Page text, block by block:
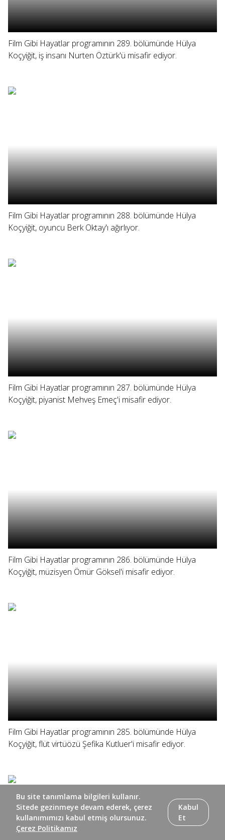
Film Gibi Hayatlar programının 289. bölümünde Hülya
Koçyiğit, iş insanı Nurten Öztürk'ü misafir ediyor.
Film Gibi Hayatlar programının 288. bölümünde Hülya
Koçyiğit, oyuncu Berk Oktay'ı ağırlıyor.
Film Gibi Hayatlar programının 287. bölümünde Hülya
Koçyiğit, piyanist Mehveş Emeç'i misafir ediyor.
Film Gibi Hayatlar programının 286. bölümünde Hülya
Koçyiğit, müzisyen Ömür Göksel'i misafir ediyor.
Film Gibi Hayatlar programının 285. bölümünde Hülya
Koçyiğit, flüt virtüözü Şefika Kutluer'i misafir ediyor.
Bu site tanımlama bilgileri kullanır.
Sitede gezinmeye devam ederek, çerez
kullanımımızı kabul etmiş olursunuz.
Çerez Politikamız
Kabul
Et